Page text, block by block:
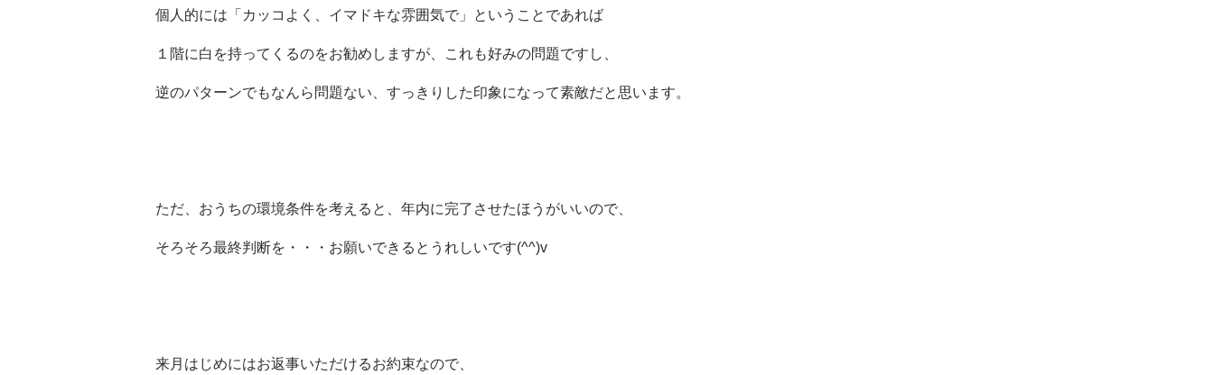
個人的には「カッコよく、イマドキな雰囲気で」ということであれば
１階に白を持ってくるのをお勧めしますが、これも好みの問題ですし、
逆のパターンでもなんら問題ない、すっきりした印象になって素敵だと思います。
ただ、おうちの環境条件を考えると、年内に完了させたほうがいいので、
そろそろ最終判断を・・・お願いできるとうれしいです(^^)v
来月はじめにはお返事いただけるお約束なので、